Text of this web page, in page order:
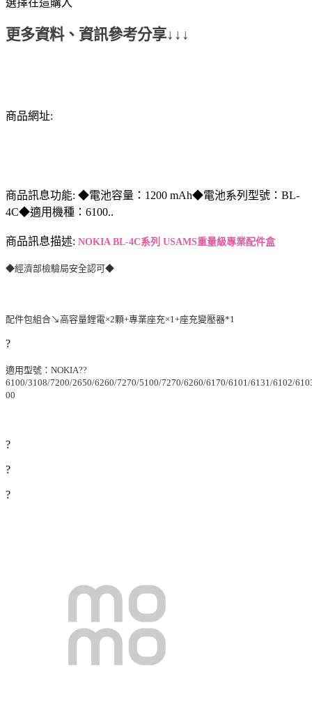
更多資料、資訊參考分享↓↓↓
商品網址:
商品訊息功能: ◆電池容量：1200 mAh◆電池系列型號：BL-
4C◆適用機種：6100..
商品訊息描述: NOKIA BL-4C系列 USAMS重量級專業配件盒
◆經濟部檢驗局安全認可◆
配件包組合↘高容量鋰電×2顆+專業座充×1+座充變壓器*1
?
適用型號：NOKIA??
6100/3108/7200/2650/6260/7270/5100/7270/6260/6170/6101/6131/6102/
00
?
?
?